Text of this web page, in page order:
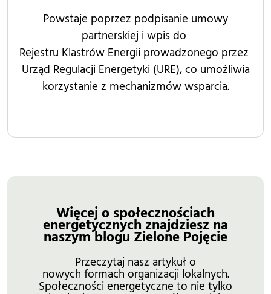
Powstaje poprzez podpisanie umowy
partnerskiej i wpis do
Rejestru Klastrów Energii prowadzonego przez
Urząd Regulacji Energetyki (URE), co umożliwia
korzystanie z mechanizmów wsparcia.
Więcej o społecznościach
energetycznych znajdziesz na
naszym blogu Zielone Pojęcie
Przeczytaj nasz artykuł o
nowych formach organizacji lokalnych.
Społeczności energetyczne to nie tylko